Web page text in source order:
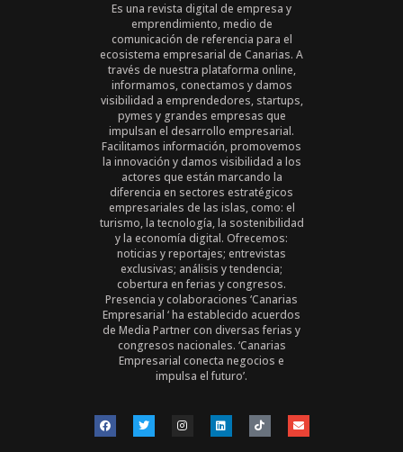
Es una revista digital de empresa y
emprendimiento, medio de
comunicación de referencia para el
ecosistema empresarial de Canarias. A
través de nuestra plataforma online,
informamos, conectamos y damos
visibilidad a emprendedores, startups,
pymes y grandes empresas que
impulsan el desarrollo empresarial.
Facilitamos información, promovemos
la innovación y damos visibilidad a los
actores que están marcando la
diferencia en sectores estratégicos
empresariales de las islas, como: el
turismo, la tecnología, la sostenibilidad
y la economía digital. Ofrecemos:
noticias y reportajes; entrevistas
exclusivas; análisis y tendencia;
cobertura en ferias y congresos.
Presencia y colaboraciones ‘Canarias
Empresarial ‘ ha establecido acuerdos
de Media Partner con diversas ferias y
congresos nacionales. ‘Canarias
Empresarial conecta negocios e
impulsa el futuro’.